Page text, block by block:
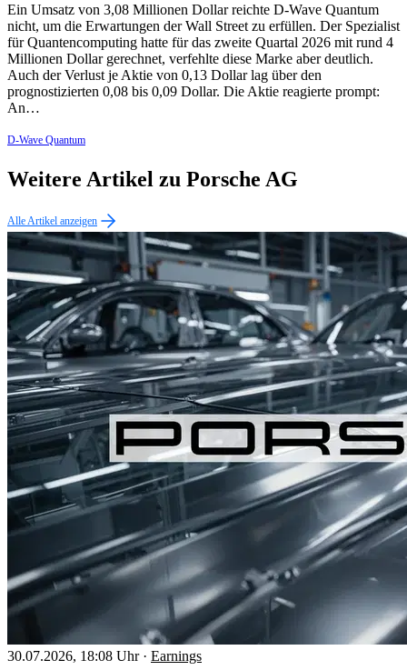
Ein Umsatz von 3,08 Millionen Dollar reichte D-Wave Quantum
nicht, um die Erwartungen der Wall Street zu erfüllen. Der Spezialist
für Quantencomputing hatte für das zweite Quartal 2026 mit rund 4
Millionen Dollar gerechnet, verfehlte diese Marke aber deutlich.
Auch der Verlust je Aktie von 0,13 Dollar lag über den
prognostizierten 0,08 bis 0,09 Dollar. Die Aktie reagierte prompt:
An…
D-Wave Quantum
Weitere Artikel zu Porsche AG
Alle Artikel anzeigen
30.07.2026, 18:08 Uhr · Earnings